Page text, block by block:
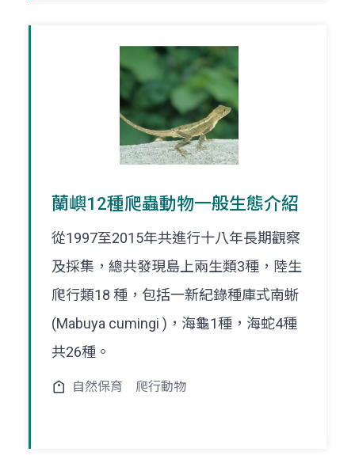
蘭嶼12種爬蟲動物一般生態介紹
從1997至2015年共進行十八年長期觀察
及採集，總共發現島上兩生類3種，陸生
爬行類18 種，包括一新紀錄種庫式南蜥
(Mabuya cumingi )，海龜1種，海蛇4種
共26種。
自然保育 爬行動物